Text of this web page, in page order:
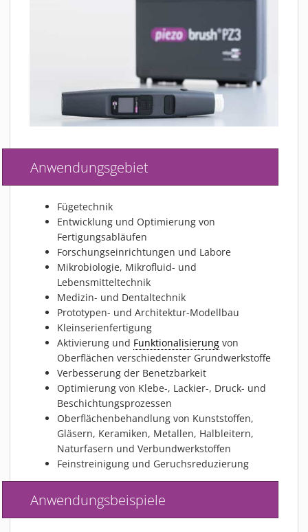
VISION, MISSION, WERTE
LEISTUNGEN
KARRIERE
Anwendungsgebiet
Fügetechnik
Entwicklung und Optimierung von
Fertigungsabläufen
Forschungseinrichtungen und Labore
Mikrobiologie, Mikrofluid- und
Lebensmitteltechnik
Medizin- und Dentaltechnik
Prototypen- und Architektur-Modellbau
Kleinserienfertigung
Aktivierung und Funktionalisierung von
Oberflächen verschiedenster Grundwerkstoffe
Verbesserung der Benetzbarkeit
Optimierung von Klebe-, Lackier-, Druck- und
Beschichtungsprozessen
Oberflächenbehandlung von Kunststoffen,
Gläsern, Keramiken, Metallen, Halbleitern,
Naturfasern und Verbundwerkstoffen
Feinstreinigung und Geruchsreduzierung
Anwendungsbeispiele